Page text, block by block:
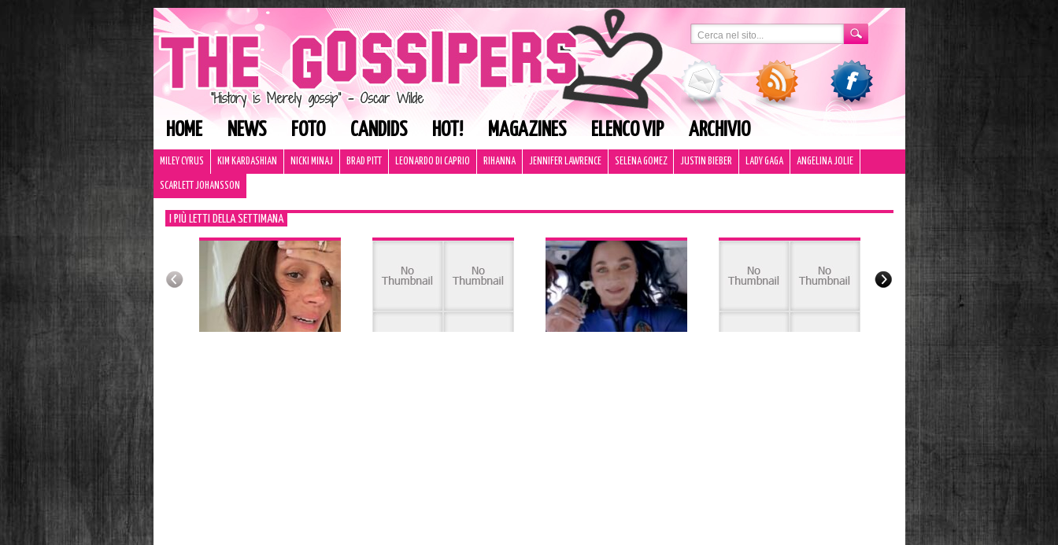
HOME NEWS FOTO CANDIDS HOT! MAGAZINES ELENCO VIP ARCHIVIO
MILEY CYRUS KIM KARDASHIAN NICKI MINAJ BRAD PITT LEONARDO DI CAPRIO RIHANNA JENNIFER LAWRENCE SELENA GOMEZ JUSTIN BIEBER LADY GAGA ANGELINA JOLIE
SCARLETT JOHANSSON
I PIÙ LETTI DELLA SETTIMANA